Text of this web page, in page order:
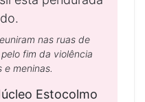
nas ruas de
fim da violência
e meninas.
Estocolmo